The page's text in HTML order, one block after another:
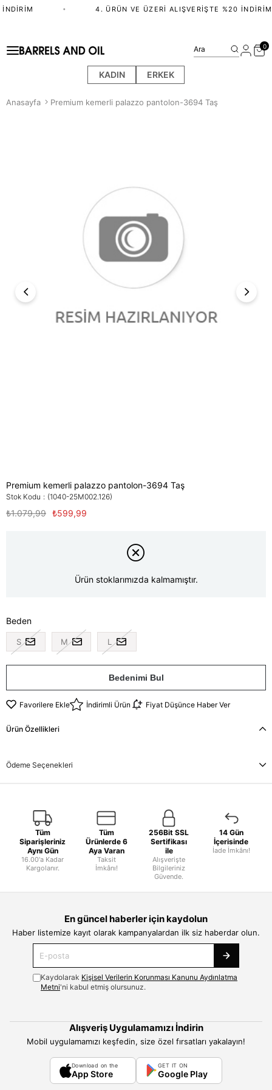
• 4. ÜRÜN VE ÜZERI ALIŞVERIŞTE %20 İNDIRIM
KADIN ERKEK
Ara 0
Anasayfa Premium kemerli palazzo pantolon-3694 Taş
Premium kemerli palazzo pantolon-3694 Taş
Stok Kodu (1040-25M002.126)
₺1.079,99 ₺599,99
Ürün stoklarımızda kalmamıştır.
Beden
S M L
Bedenimi Bul
Favorilere Ekle İndirimli Ürün Fiyat Düşünce Haber Ver
Ürün Özellikleri
Ödeme Seçenekleri
Tüm
Siparişleriniz
Aynı Gün
16.00'a Kadar
Kargolanır.
Tüm
Ürünlerde 6
Aya Varan
Taksit
İmkânı!
256Bit SSL
Sertifikası
ile
Alışverişte
Bilgileriniz
Güvende.
14 Gün
İçerisinde
İade İmkânı!
En güncel haberler için kaydolun
Haber listemize kayıt olarak kampanyalardan ilk siz haberdar olun.
Kaydolarak Kişisel Verilerin Korunması Kanunu Aydınlatma
Metni'ni kabul etmiş olursunuz.
Alışveriş Uygulamamızı İndirin
Mobil uygulamamızı keşfedin, size özel fırsatları yakalayın!
Download on the
App Store
GET IT ON
Google Play